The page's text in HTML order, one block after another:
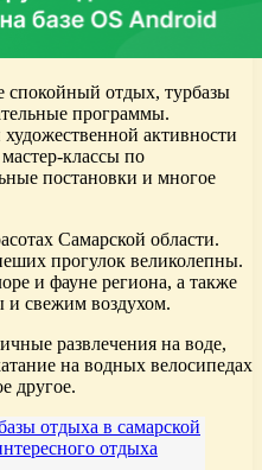
спокойный отдых, турбазы
программы.
активности
классы по
постановки и многое
Самарской области.
прогулок великолепны.
и фауне региона, а также
и свежим воздухом.
развлечения на воде,
на водных велосипедах
другое.
отдыха в самарской
отдыха